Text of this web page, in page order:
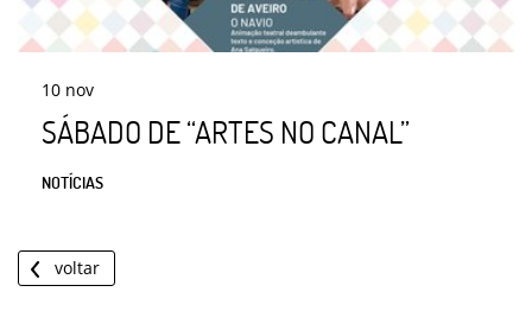
10 nov
SÁBADO DE “ARTES NO CANAL”
NOTÍCIAS
voltar